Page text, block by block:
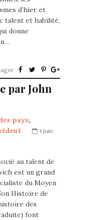
d’hier et
talent et habilité,
donne
par John
pays,
1 juin
au talent de
est un grand
du Moyen
Histoire de
des
font